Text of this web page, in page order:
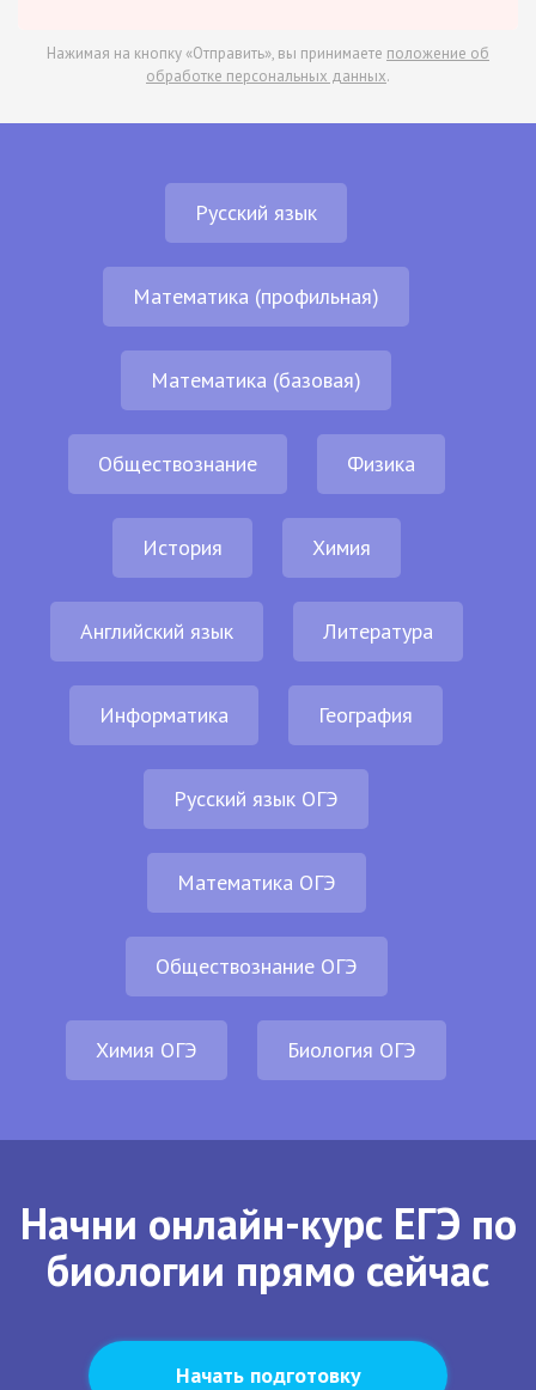
Нажимая на кнопку «Отправить», вы принимаете положение об
обработке персональных данных.
Русский язык
Математика (профильная)
Математика (базовая)
Обществознание Физика
История Химия
Английский язык Литература
Информатика География
Русский язык ОГЭ
Математика ОГЭ
Обществознание ОГЭ
Химия ОГЭ Биология ОГЭ
Начни онлайн-курс ЕГЭ по
биологии прямо сейчас
Начать подготовку